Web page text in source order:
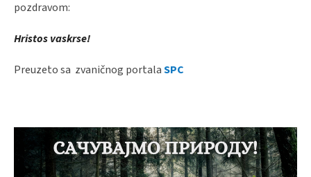
pozdravom:
Hristos vaskrse!
Preuzeto sa zvaničnog portalaSPC